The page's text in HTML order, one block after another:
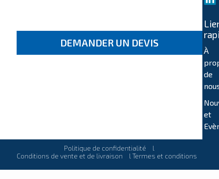
DEMANDER UN DEVIS
À
de
et
Politique de confidentialité
l
Conditions de vente et de livraison
lTermes et conditions